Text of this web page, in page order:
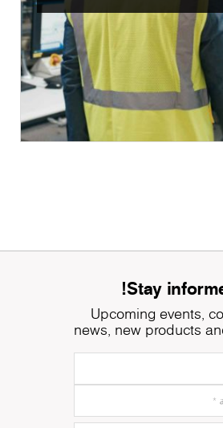
Stay
Upcoming events,
news, new products